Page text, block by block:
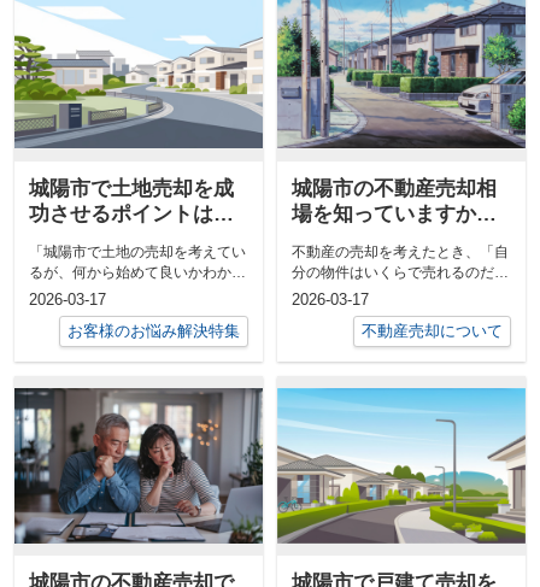
城陽市で土地売却を成
功させるポイントは？
注意点も解説
「城陽市で土地の売却を考えてい
るが、何から始めて良いかわから
ない」とお悩みではありません
か。売却を...
2026-03-17
お客様のお悩み解決特集
城陽市の不動産売却相
場を知っていますか？
情報を解説
不動産の売却を考えたとき、「自
分の物件はいくらで売れるのだろ
う」と気になる方は多いのではな
いでしょ...
2026-03-17
不動産売却について